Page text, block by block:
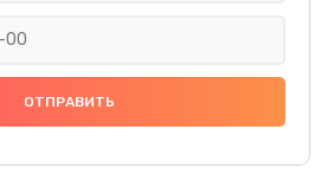
данных